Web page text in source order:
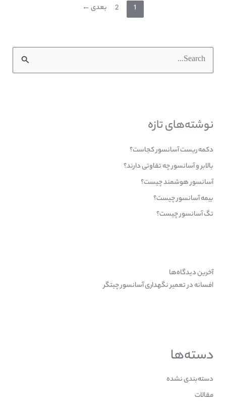
س
و
ر
ا
ی
نوشته‌های تازه
دکمه ریست آسانسور کجاست؟
بالابر و آسانسور چه تفاوتی دارند؟
آسانسور هوشمند چیست؟
بیمه آسانسور چیست؟
تگ آسانسور چیست؟
آخرین دیدگاه‌ها
افسانهدرتعمیر نگهداری آسانسور چیتگر
دسته‌ها
دسته‌بندی نشده
مقالات
1
2 بعدی ←